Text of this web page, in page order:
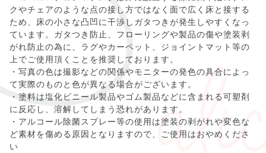
クやチェアのような点の接し方ではなく面で広く床と接する
ため、床の小さな凸凹に干渉しガタつきが発生しやすくなっ
ています。ガタつき防止、フローリングや製品の傷や塗装剥
がれ防止の為に、ラグやカーペット、ジョイントマット等の
上でご使用頂くことを推奨しております。
・写真の色は撮影などの関係やモニターの発色の具合によっ
て実際のものと色が異なる場合がございます。
・塗料は塩化ビニール製品やゴム製品などに含まれる可塑剤
に反応し、溶解してしまう恐れがあります。
・アルコール除菌スプレー等の使用は塗装の剥がれや変色な
ど素材を傷める原因となりますので、ご使用はおやめくださ
い